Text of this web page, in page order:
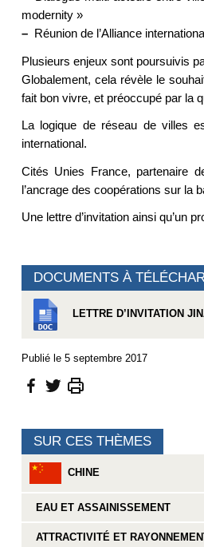
modernity »
–Réunion de l’Alliance
Plusieurs enjeux sont poursuivis
Globalement, cela révèle le
fait bon vivre, et préoccupé par la
La logique de réseau de villes
international.
Cités Unies France, partenaire
l’ancrage des coopérations sur la
Une lettre d’invitation ainsi qu’un
DOCUMENTS À
LETTRE D’INVITATION
Publié le 5 septembre 2017
SUR CES THÈMES
CHINE
EAU ET ASSAINISSEMENT
ATTRACTIVITÉ ET